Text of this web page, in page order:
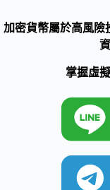
加密貨幣屬於高風險
掌握虛